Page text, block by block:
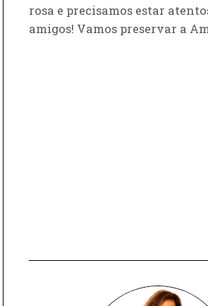
rosa e precisamos estar
amigos! Vamos preservar a